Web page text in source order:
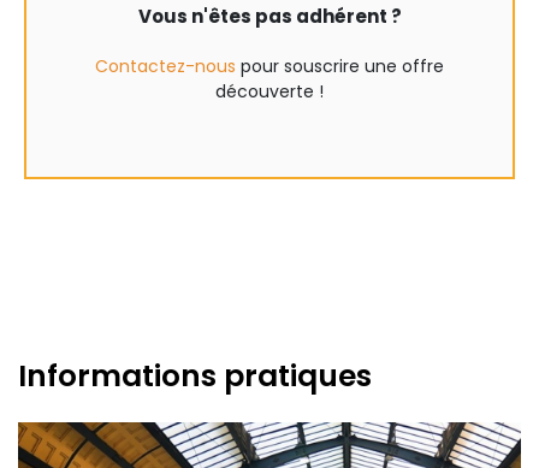
Vous n'êtes pas adhérent ?
Contactez-nous pour souscrire une offre
découverte !
Informations pratiques